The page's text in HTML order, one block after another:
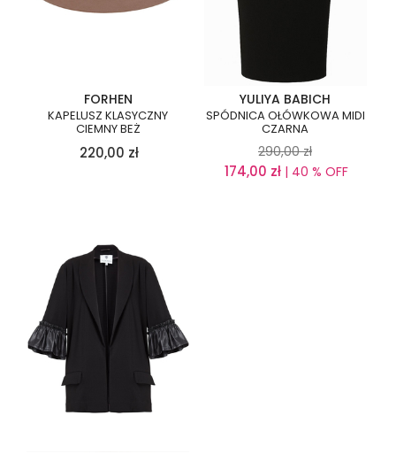
FORHEN
KAPELUSZ KLASYCZNY
CIEMNY BEŻ
220,00 zł
YULIYA BABICH
SPÓDNICA OŁÓWKOWA MIDI
CZARNA
290,00 zł
174,00 zł | 40 % OFF